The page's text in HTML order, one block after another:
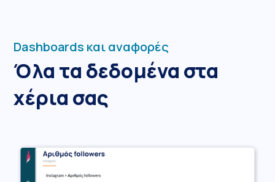
Dashboards και αναφορές
Όλα τα δεδομένα στα
χέρια σας